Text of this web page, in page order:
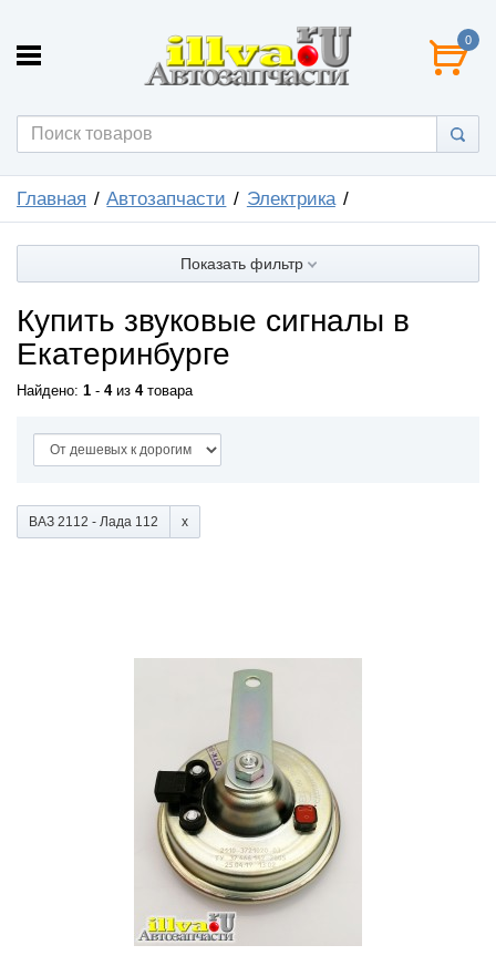
0
Главная Автозапчасти Электрика
Показать фильтр
Купить звуковые сигналы в
Екатеринбурге
Найдено: 1 - 4из 4товара
ВАЗ 2112 - Лада 112